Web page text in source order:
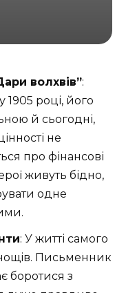
волхвів”:
1905 році, його
й сьогодні,
не
про фінансові
живуть бідно,
одне
: У житті самого
Письменник
боротися з